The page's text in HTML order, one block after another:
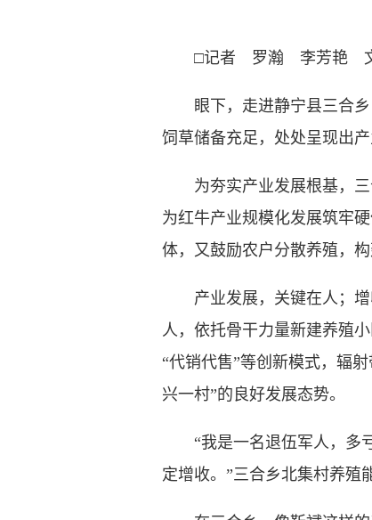
□记者 罗瀚 李芳艳
眼下，走进静宁县三合乡
饲草储备充足，处处呈现出
为夯实产业发展根基，三
为红牛产业规模化发展筑牢
体，又鼓励农户分散养殖，
产业发展，关键在人；增
人，依托骨干力量新建养殖
“代销代售”等创新模式，辐
兴一村”的良好发展态势。
“我是一名退伍军人，多亏
定增收。”三合乡北集村养殖